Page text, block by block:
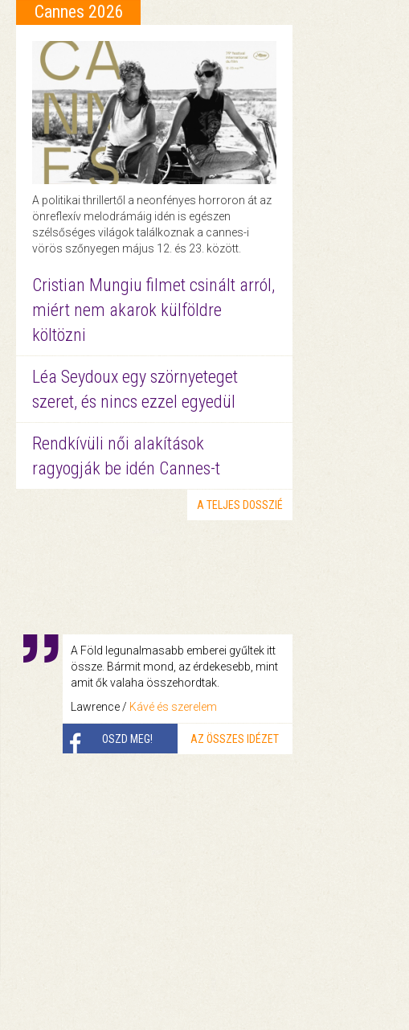
Cannes 2026
A politikai thrillertől a neonfényes horroron át az
önreflexív melodrámáig idén is egészen
szélsőséges világok találkoznak a cannes-i
vörös szőnyegen május 12. és 23. között.
Cristian Mungiu filmet csinált arról,
miért nem akarok külföldre
költözni
Léa Seydoux egy szörnyeteget
szeret, és nincs ezzel egyedül
Rendkívüli női alakítások
ragyogják be idén Cannes-t
A TELJES DOSSZIÉ
A Föld legunalmasabb emberei gyűltek itt
össze. Bármit mond, az érdekesebb, mint
amit ők valaha összehordtak.
Lawrence / Kávé és szerelem
OSZD MEG! AZ ÖSSZES IDÉZET